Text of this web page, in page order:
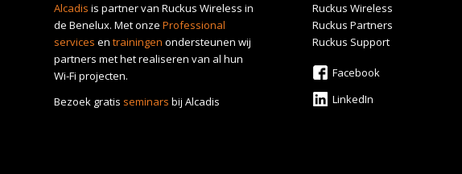
Alcadis is partner van Ruckus Wireless in
de Benelux. Met onze Professional
services en trainingen ondersteunen wij
partners met het realiseren van al hun
Wi-Fi projecten.
Bezoek gratis seminars bij Alcadis
Ruckus Wireless
Ruckus Partners
Ruckus Support
Facebook
LinkedIn